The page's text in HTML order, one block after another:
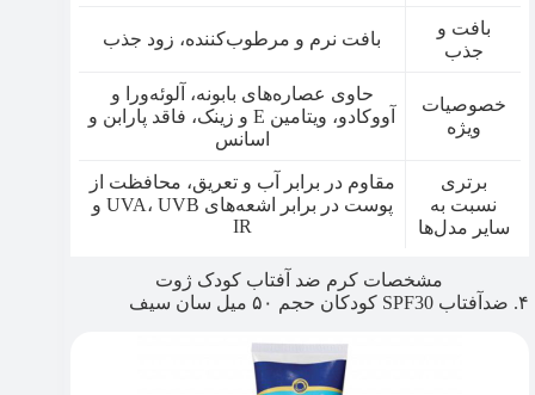
بافت و
جذب
بافت نرم و مرطوب‌کننده، زود جذب
خصوصیات
ویژه
حاوی عصاره‌های بابونه، آلوئه‌ورا و
آووکادو، ویتامین E و زینک، فاقد پارابن و
اسانس
برتری
نسبت به
سایر مدل‌ها
مقاوم در برابر آب و تعریق، محافظت از
پوست در برابر اشعه‌های UVA، UVB و
IR
مشخصات کرم ضد آفتاب کودک ژوت
۴. ضدآفتاب SPF30 کودکان حجم ۵۰ میل سان سیف